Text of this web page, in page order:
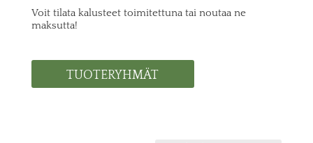
Voit tilata kalusteet toimitettuna tai noutaa ne
maksutta!
TUOTERYHMÄT